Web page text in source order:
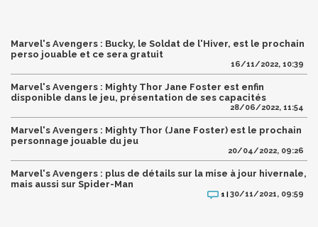
Marvel's Avengers : Bucky, le Soldat de l'Hiver, est le prochain
perso jouable et ce sera gratuit
16/11/2022, 10:39
Marvel's Avengers : Mighty Thor Jane Foster est enfin
disponible dans le jeu, présentation de ses capacités
28/06/2022, 11:54
Marvel's Avengers : Mighty Thor (Jane Foster) est le prochain
personnage jouable du jeu
20/04/2022, 09:26
Marvel's Avengers : plus de détails sur la mise à jour hivernale,
mais aussi sur Spider-Man
1 | 30/11/2021, 09:59